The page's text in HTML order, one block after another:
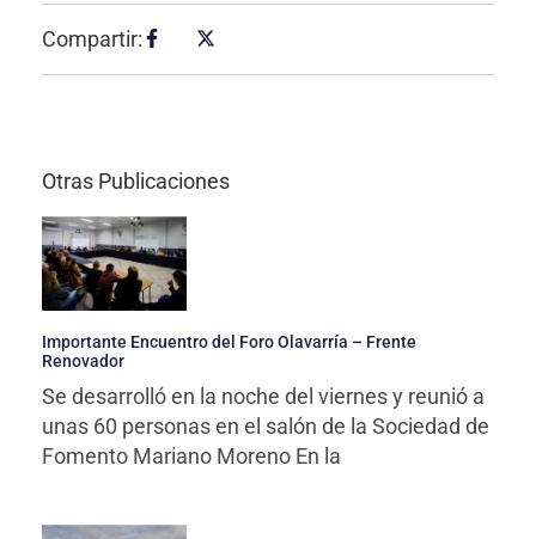
Compartir:
Otras Publicaciones
Importante Encuentro del Foro Olavarría – Frente
Renovador
Se desarrolló en la noche del viernes y reunió a
unas 60 personas en el salón de la Sociedad de
Fomento Mariano Moreno En la